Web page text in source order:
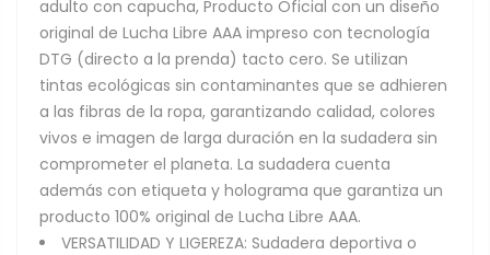
adulto con capucha, Producto Oficial con un diseño
original de Lucha Libre AAA impreso con tecnología
DTG (directo a la prenda) tacto cero. Se utilizan
tintas ecológicas sin contaminantes que se adhieren
a las fibras de la ropa, garantizando calidad, colores
vivos e imagen de larga duración en la sudadera sin
comprometer el planeta. La sudadera cuenta
además con etiqueta y holograma que garantiza un
producto 100% original de Lucha Libre AAA.
VERSATILIDAD Y LIGEREZA: Sudadera deportiva o